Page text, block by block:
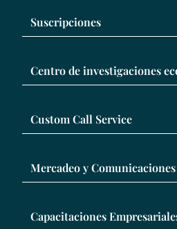
Suscripciones
Centro de investigaciones
Custom Call Service
Mercadeo y Comunicaciones
Capacitaciones